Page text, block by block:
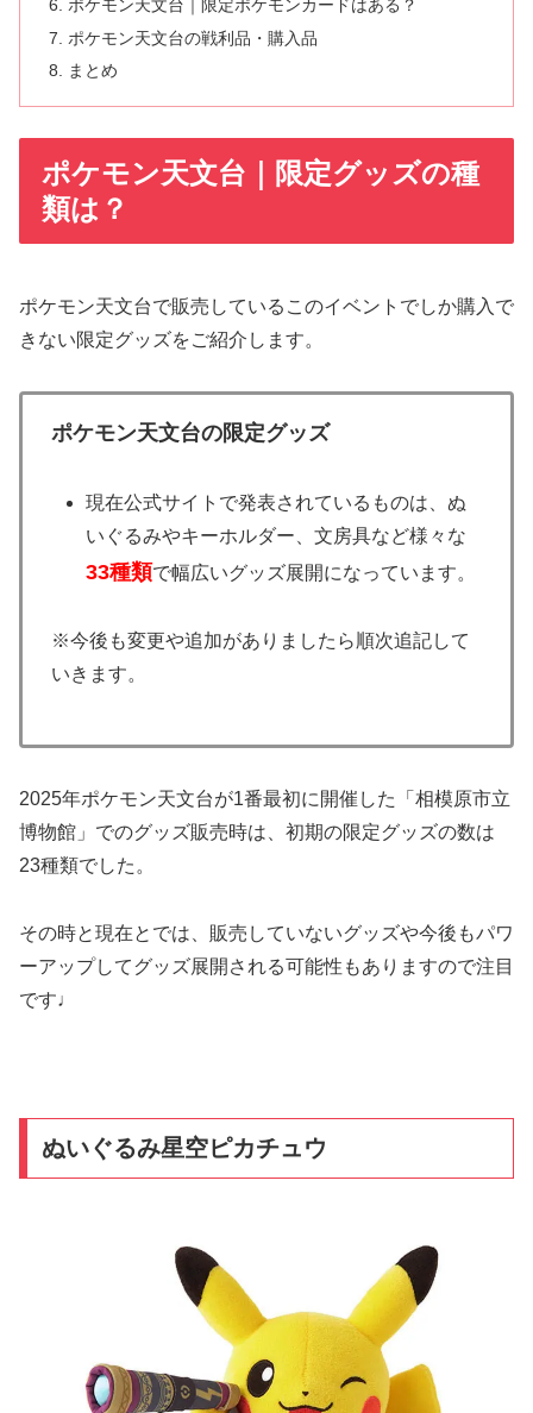
ポケモン天文台｜限定ポケモンカードはある？
ポケモン天文台の戦利品・購入品
まとめ
ポケモン天文台｜限定グッズの種
類は？
ポケモン天文台で販売しているこのイベントでしか購入で
きない限定グッズをご紹介します。
ポケモン天文台の限定グッズ
現在公式サイトで発表されているものは、ぬ
いぐるみやキーホルダー、文房具など様々な
33種類で幅広いグッズ展開になっています。
※今後も変更や追加がありましたら順次追記して
いきます。
2025年ポケモン天文台が1番最初に開催した「相模原市立
博物館」でのグッズ販売時は、初期の限定グッズの数は
23種類でした。
その時と現在とでは、販売していないグッズや今後もパワ
ーアップしてグッズ展開される可能性もありますので注目
です♩
ぬいぐるみ星空ピカチュウ